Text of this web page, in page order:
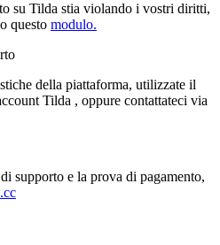
su Tilda stia violando i vostri diritti,
questo modulo.
della piattaforma, utilizzate il
Tilda , oppure contattateci via
supporto e la prova di pagamento,